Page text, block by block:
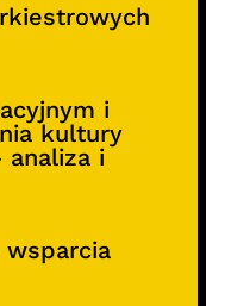
i
kultury
i